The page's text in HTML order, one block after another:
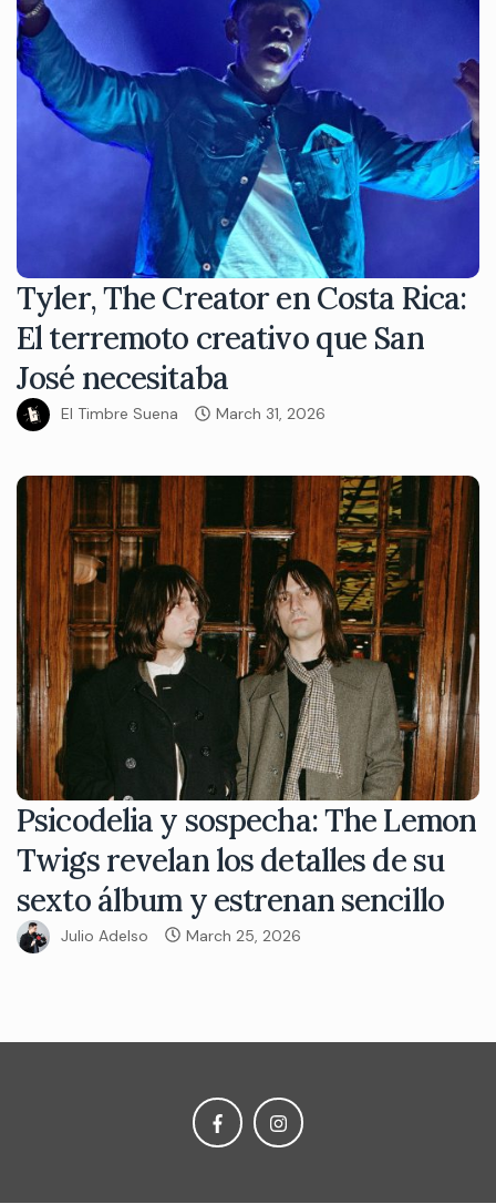
Tyler, The Creator en Costa Rica:
El terremoto creativo que San
José necesitaba
El Timbre Suena March 31, 2026
Psicodelia y sospecha: The Lemon
Twigs revelan los detalles de su
sexto álbum y estrenan sencillo
Julio Adelso March 25, 2026